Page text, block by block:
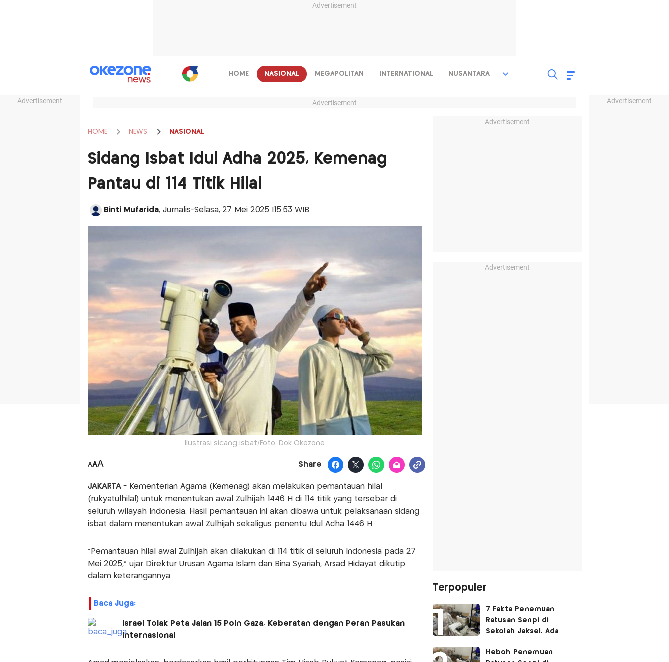
Advertisement
Advertisement Advertisement
HOME NASIONAL MEGAPOLITAN INTERNATIONAL NUSANTARA
Advertisement
HOME NEWS NASIONAL
Sidang Isbat Idul Adha 2025, Kemenag
Pantau di 114 Titik Hilal
Binti Mufarida, Jurnalis-Selasa, 27 Mei 2025 |15:53 WIB
Ilustrasi sidang isbat/Foto: Dok Okezone
AAA Share
JAKARTA -Kementerian Agama (Kemenag) akan melakukan pemantauan hilal
(rukyatulhilal) untuk menentukan awal Zulhijah 1446 H di 114 titik yang tersebar di
seluruh wilayah Indonesia. Hasil pemantauan ini akan dibawa untuk pelaksanaan sidang
isbat dalam menentukan awal Zulhijah sekaligus penentu Idul Adha 1446 H.
“Pemantauan hilal awal Zulhijah akan dilakukan di 114 titik di seluruh Indonesia pada 27
Mei 2025,” ujar Direktur Urusan Agama Islam dan Bina Syariah, Arsad Hidayat dikutip
dalam keterangannya.
Baca Juga:
Israel Tolak Peta Jalan 15 Poin Gaza, Keberatan dengan Peran Pasukan
Internasional
Advertisement
Advertisement
Terpopuler
7 Fakta Penemuan
Ratusan Senpi di
Sekolah Jaksel, Ada
Ruang Bunker
Heboh Penemuan